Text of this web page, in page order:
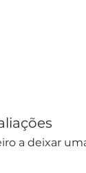
a deixar